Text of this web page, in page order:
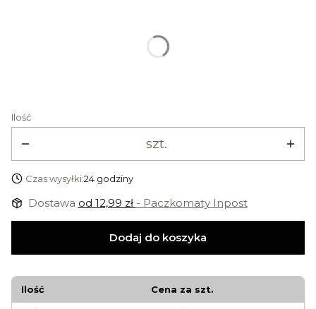
Poszczególne warianty mogą różnić się ceną
Ilość
szt.
Czas wysyłki:24 godziny
Dostawa od 12,99 zł - Paczkomaty Inpost
Dodaj do koszyka
Ilość Cena za szt.